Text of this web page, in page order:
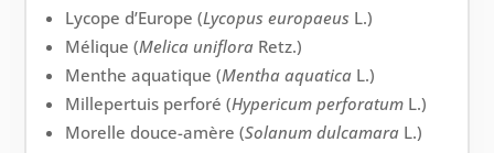
Lycope d’Europe (Lycopus europaeus L.)
Mélique (Melica uniflora Retz.)
Menthe aquatique (Mentha aquatica L.)
Millepertuis perforé (Hypericum perforatum L.)
Morelle douce-amère (Solanum dulcamara L.)